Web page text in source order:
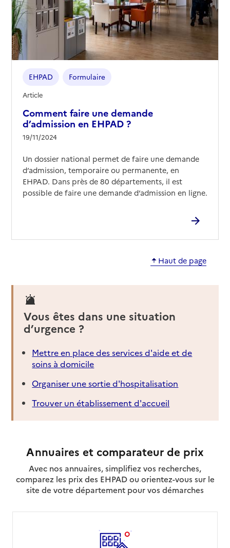
Comment faire une demande
d’admission en EHPAD ?
19/11/2024
EHPAD Formulaire
Article
Un dossier national permet de faire une demande
d’admission, temporaire ou permanente, en
EHPAD. Dans près de 80 départements, il est
possible de faire une demande d’admission en ligne.
Haut de page
Vous êtes dans une situation
d’urgence ?
Mettre en place des services d'aide et de
soins à domicile
Organiser une sortie d'hospitalisation
Trouver un établissement d'accueil
Annuaires et comparateur de prix
Avec nos annuaires, simplifiez vos recherches,
comparez les prix des EHPAD ou orientez-vous sur le
site de votre département pour vos démarches